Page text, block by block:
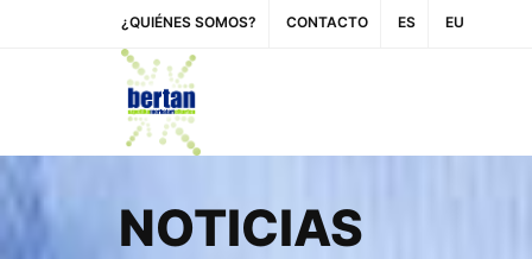
¿QUIÉNES SOMOS? CONTACTO ES EU
NOTICIAS